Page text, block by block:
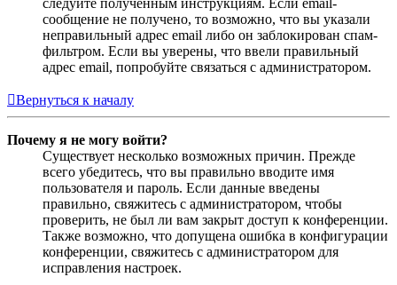
сообщение не получено, то возможно, что вы указали
неправильный адрес email либо он заблокирован спам-
фильтром. Если вы уверены, что ввели правильный
адрес email, попробуйте связаться с администратором.
Вернуться к началу
Почему я не могу войти?
Существует несколько возможных причин. Прежде
всего убедитесь, что вы правильно вводите имя
пользователя и пароль. Если данные введены
правильно, свяжитесь с администратором, чтобы
проверить, не был ли вам закрыт доступ к конференции.
Также возможно, что допущена ошибка в конфигурации
конференции, свяжитесь с администратором для
исправления настроек.